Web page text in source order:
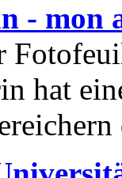
- mon
hat